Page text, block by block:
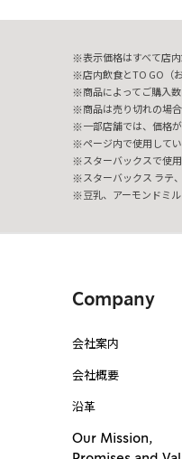
表示価格はすべて店
店内飲食とTO GO（
商品によってご購入
商品は売り切れの場合
一部店舗では、価格
ページ内で使用して
スターバックスで使
スターバックス ラテ
豆乳、アーモンドミ
Company
会社案内
会社概要
沿革
Our Mission,